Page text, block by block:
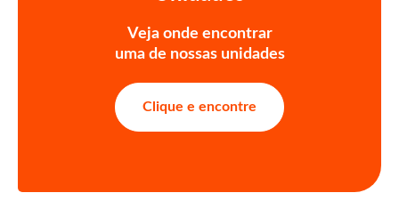
Veja onde encontrar
uma de nossas unidades
Clique e encontre